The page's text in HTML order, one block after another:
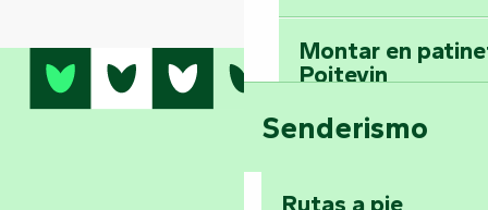
Montar en
Poitevin
Domine los
Vouvant
Senderismo